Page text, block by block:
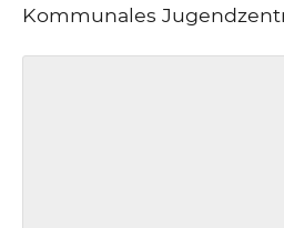
Kommunales